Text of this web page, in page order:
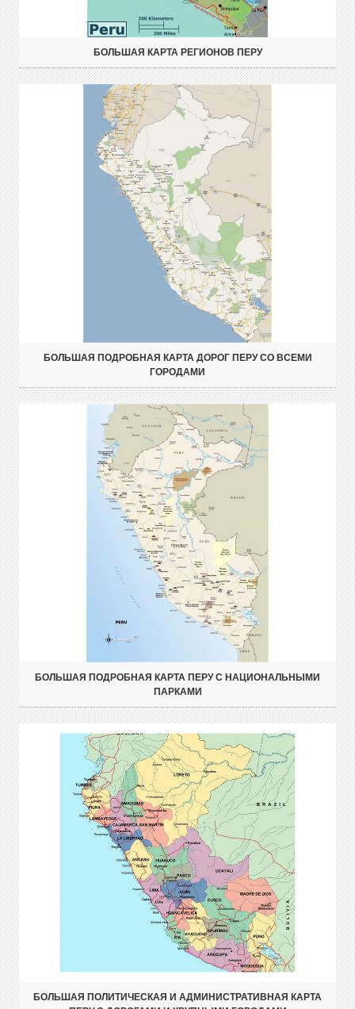
БОЛЬШАЯ КАРТА РЕГИОНОВ ПЕРУ
БОЛЬШАЯ ПОДРОБНАЯ КАРТА ДОРОГ ПЕРУ СО ВСЕМИ
ГОРОДАМИ
БОЛЬШАЯ ПОДРОБНАЯ КАРТА ПЕРУ С НАЦИОНАЛЬНЫМИ
ПАРКАМИ
БОЛЬШАЯ ПОЛИТИЧЕСКАЯ И АДМИНИСТРАТИВНАЯ КАРТА